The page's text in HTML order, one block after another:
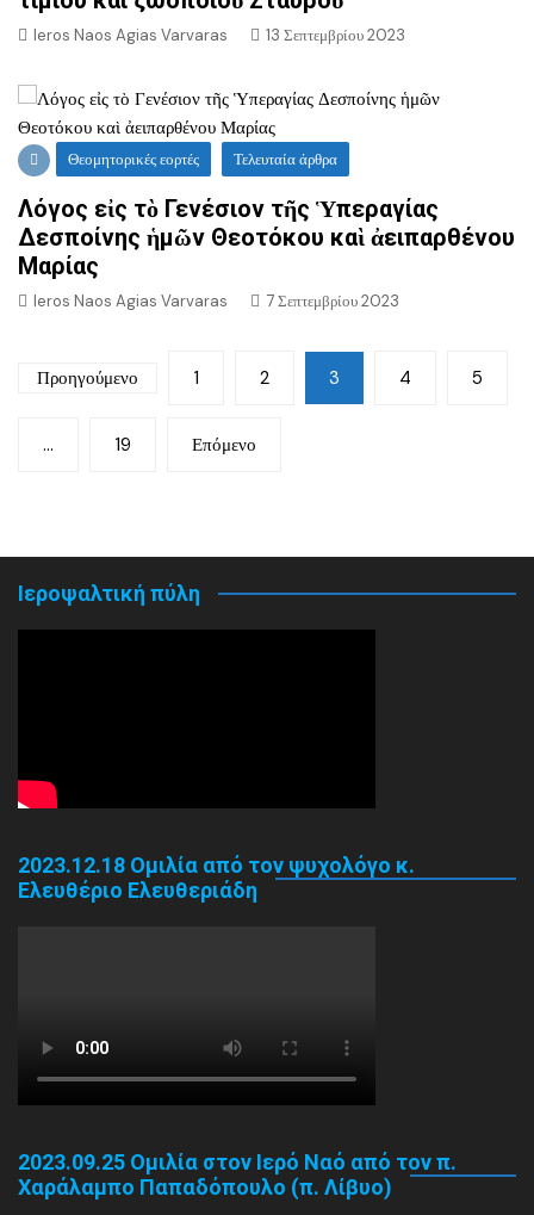
Ieros Naos Agias Varvaras 13 Σεπτεμβρίου 2023
Θεομητορικές εορτές Τελευταία άρθρα
Λόγος εἰς τὸ Γενέσιον τῆς Ὑπεραγίας
Δεσποίνης ἡμῶν Θεοτόκου καὶ ἀειπαρθένου
Μαρίας
Ieros Naos Agias Varvaras 7 Σεπτεμβρίου 2023
Σελιδοποίηση
Προηγούμενο 1 2 3 4 5
… 19 Επόμενο
Ιεροψαλτική πύλη
2023.12.18 Ομιλία από τον ψυχολόγο κ.
Ελευθέριο Ελευθεριάδη
2023.09.25 Ομιλία στον Ιερό Ναό από τον π.
Χαράλαμπο Παπαδόπουλο (π. Λίβυο)